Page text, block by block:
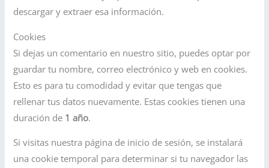
descargar y extraer esa información.
Cookies
Si dejas un comentario en nuestro sitio, puedes optar por
guardar tu nombre, correo electrónico y web en cookies.
Esto es para tu comodidad y evitar que tengas que
rellenar tus datos nuevamente. Estas cookies tienen una
duración de 1 año.
Si visitas nuestra página de inicio de sesión, se instalará
una cookie temporal para determinar si tu navegador las